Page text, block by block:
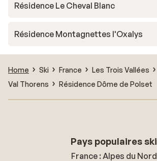
Résidence Le Cheval Blanc
Résidence Montagnettes l'Oxalys
Home Ski France Les Trois Vallées
Val Thorens
Résidence Dôme de Polset
Pays populaires ski
France : Alpes du Nord